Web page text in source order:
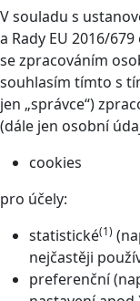
V souladu s
a Rady EU 2016/
se zpracováním
souhlasím tímto s
jen „správce“)
(dále jen osobní
cookies
pro účely:
statistické(1)
nejčastěji
preferenční